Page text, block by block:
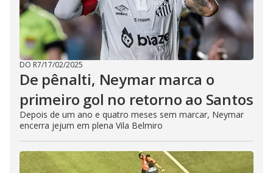
DO R7/17/02/2025
De pênalti, Neymar marca o
primeiro gol no retorno ao Santos
Depois de um ano e quatro meses sem marcar, Neymar
encerra jejum em plena Vila Belmiro